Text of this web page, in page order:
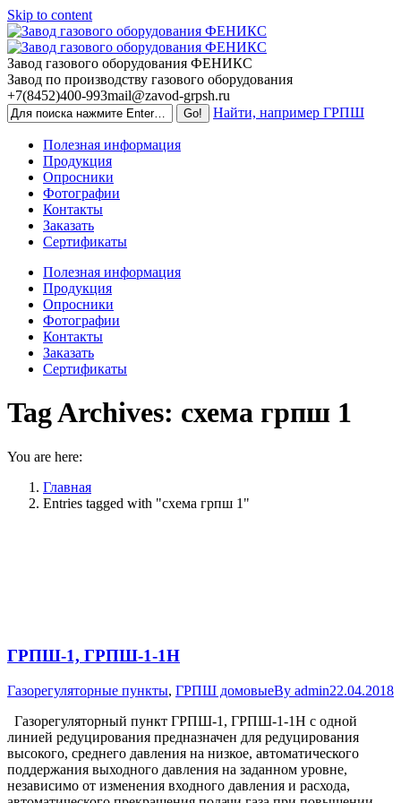
Skip to content
Завод газового оборудования ФЕНИКС
Завод по производству газового оборудования
+7(8452)400-993mail@zavod-grpsh.ru
Найти, например ГРПШ
Полезная информация
Продукция
Опросники
Фотографии
Контакты
Заказать
Сертификаты
Полезная информация
Продукция
Опросники
Фотографии
Контакты
Заказать
Сертификаты
Tag Archives: схема грпш 1
You are here:
Главная
Entries tagged with "схема грпш 1"
ГРПШ-1, ГРПШ-1-1Н
Газорегуляторные пункты, ГРПШ домовыеBy admin22.04.2018
Газорегуляторный пункт ГРПШ-1, ГРПШ-1-1Н с одной
линией редуцирования предназначен для редуцирования
высокого, среднего давления на низкое, автоматического
поддержания выходного давления на заданном уровне,
независимо от изменения входного давления и расхода,